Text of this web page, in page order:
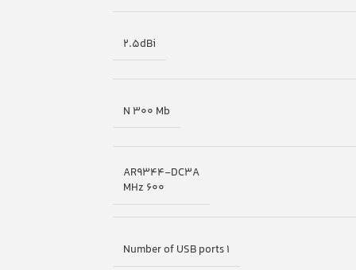
2.5dBi
N 300 Mb
AR9344-DC3A
600 MHz
Number of USB ports 1